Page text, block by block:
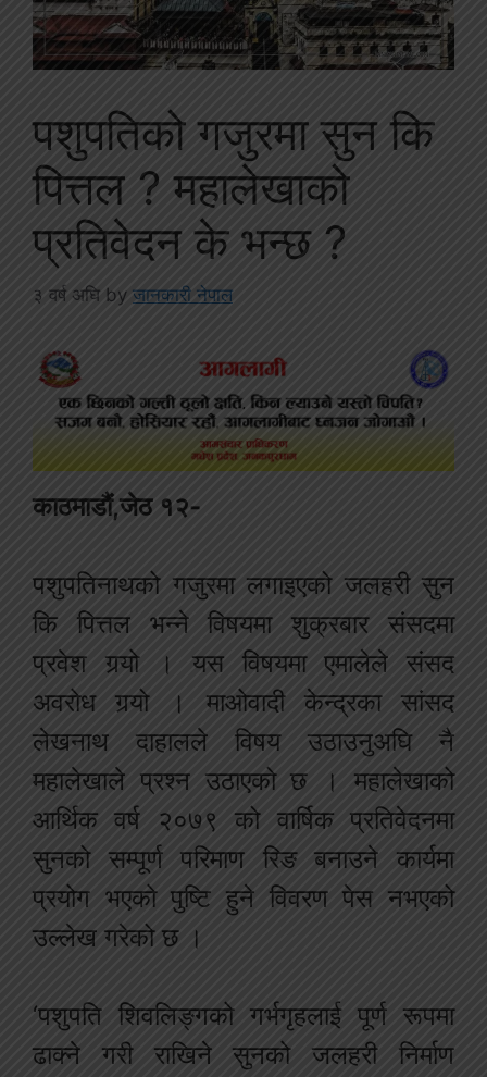
पशुपतिको गजुरमा सुन कि
पित्तल ? महालेखाको
प्रतिवेदन के भन्छ ?
३ वर्ष अघि by जानकारी नेपाल
काठमाडौं,जेठ १२-
पशुपतिनाथको गजुरमा लगाइएको जलहरी सुन
कि पित्तल भन्ने विषयमा शुक्रबार संसदमा
प्रवेश गर्‍यो । यस विषयमा एमालेले संसद
अवरोध गर्‍यो । माओवादी केन्द्रका सांसद
लेखनाथ दाहालले विषय उठाउनुअघि नै
महालेखाले प्रश्न उठाएको छ । महालेखाको
आर्थिक वर्ष २०७९ को वार्षिक प्रतिवेदनमा
सुनको सम्पूर्ण परिमाण रिङ बनाउने कार्यमा
प्रयोग भएको पुष्टि हुने विवरण पेस नभएको
उल्लेख गरेको छ ।
‘पशुपति शिवलिङ्गको गर्भगृहलाई पूर्ण रूपमा
ढाक्ने गरी राखिने सुनको जलहरी निर्माण